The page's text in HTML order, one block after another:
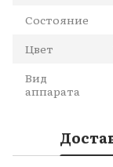
Состояние
Цвет
Вид
аппарата